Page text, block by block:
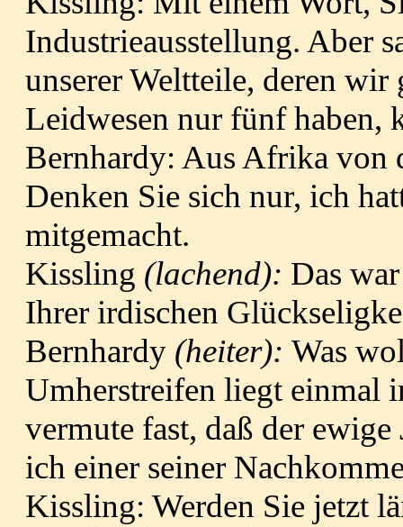
Industrieausstellung. Aber
unserer Weltteile, deren
Leidwesen nur fünf haben,
Bernhardy: Aus Afrika von
Denken Sie sich nur, ich
mitgemacht.
Kissling (lachend): Das
Ihrer irdischen
Bernhardy (heiter): Was
Umherstreifen liegt einmal
vermute fast, daß der
ich einer seiner
Kissling: Werden Sie jetzt